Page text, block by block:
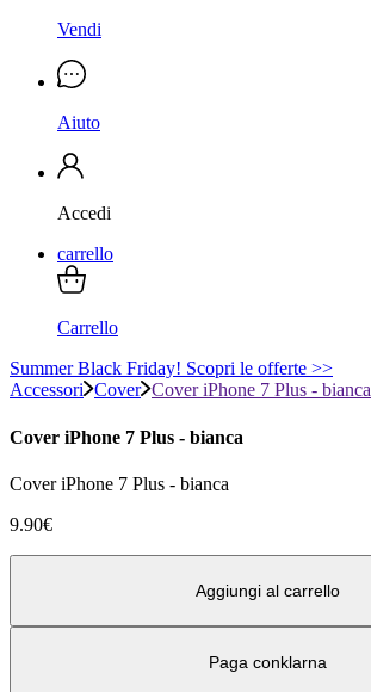
Vendi
Aiuto
Accedi
carrello
Carrello
Summer Black Friday! Scopri le offerte >>
Accessori Cover Cover iPhone 7 Plus - bianca
Cover iPhone 7 Plus - bianca
Cover iPhone 7 Plus - bianca
9.90€
Aggiungi al carrello
Paga conklarna